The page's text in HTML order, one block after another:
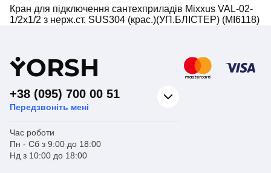
Кран для підключення сантехприладів Mixxus VAL-02-
1/2x1/2 з нерж.ст. SUS304 (крас.)(УП.БЛІСТЕР) (MI6118)
YORSH
+38 (095) 700 00 51
Передзвоніть мені
Час роботи
Пн - Сб з 9:00 до 18:00
Нд з 10:00 до 18:00